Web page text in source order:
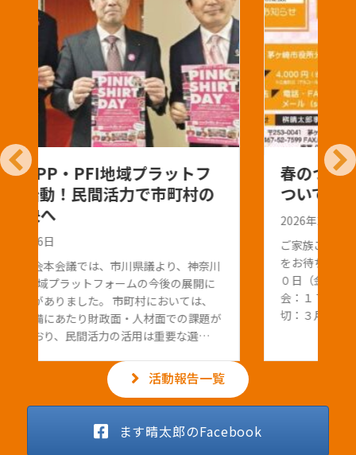
春のつどい＆県政報告会の開催に
ついて
ご家族ご友人お誘いあわせの上、 皆様のご参加
をお待ちしております。 日 付：令和８年３月２
０日（金）春分の日 受 付：１６：３０～ 開
会：１７：００～ 会 費：４，０００円 締
切：３月１３日（金） 内 容：県政報告会…
活動報告一覧
ます晴太郎のFacebook